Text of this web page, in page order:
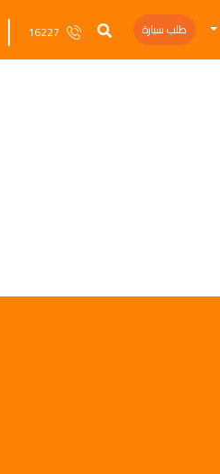
طلب سيارة 16227